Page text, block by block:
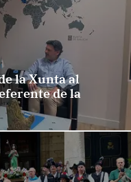
la Xunta al
de la